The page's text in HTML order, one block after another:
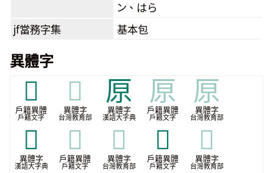
ン、はら
jf當務字集 基本包
異體字
𠩠
戶籍異體
戶籍文字
𠩠
異體字
台灣教育部
𠩤
異體字
漢語大字典
𠩤
戶籍異體
戶籍文字
𠩤
異體字
台灣教育部
𠪥
異體字
漢語大字典
𠪥
戶籍異體
戶籍文字
𠪥
異體字
台灣教育部
𠪰
戶籍異體
戶籍文字
𠪰
異體字
台灣教育部